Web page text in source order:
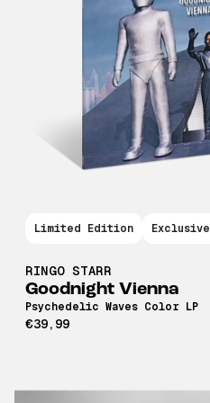
Limited Edition Exclusive
RINGO STARR
Goodnight Vienna
Psychedelic Waves Color LP
€39,99